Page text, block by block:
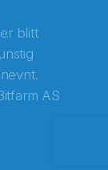
blitt
AS